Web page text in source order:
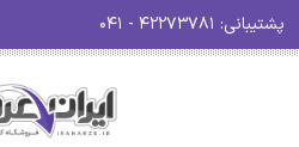
پشتیبانی: